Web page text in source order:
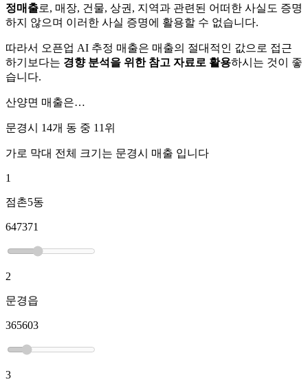
정매출로, 매장, 건물, 상권, 지역과 관련된 어떠한 사실도 증명
하지 않으며 이러한 사실 증명에 활용할 수 없습니다.
따라서 오픈업 AI 추정 매출은 매출의 절대적인 값으로 접근
하기보다는 경향 분석을 위한 참고 자료로 활용하시는 것이 좋
습니다.
산양면 매출은…
문경시 14개 동 중 11위
가로 막대 전체 크기는 문경시 매출 입니다
1
점촌5동
647371
2
문경읍
365603
3